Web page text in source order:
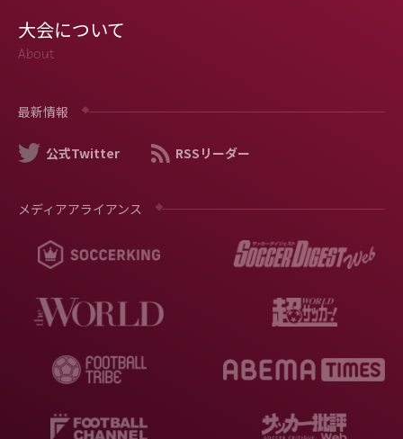
大会について
About
最新情報
公式Twitter RSSリーダー
メディアアライアンス